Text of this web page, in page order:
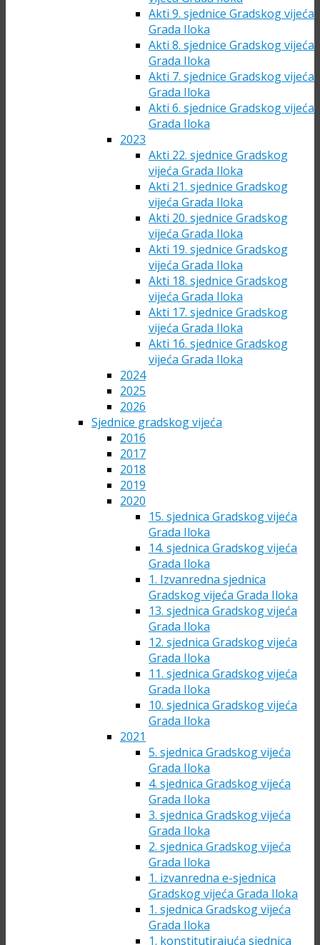
Akti 9. sjednice Gradskog vijeća
Grada Iloka
Akti 8. sjednice Gradskog vijeća
Grada Iloka
Akti 7. sjednice Gradskog vijeća
Grada Iloka
Akti 6. sjednice Gradskog vijeća
Grada Iloka
2023
Akti 22. sjednice Gradskog
vijeća Grada Iloka
Akti 21. sjednice Gradskog
vijeća Grada Iloka
Akti 20. sjednice Gradskog
vijeća Grada Iloka
Akti 19. sjednice Gradskog
vijeća Grada Iloka
Akti 18. sjednice Gradskog
vijeća Grada Iloka
Akti 17. sjednice Gradskog
vijeća Grada Iloka
Akti 16. sjednice Gradskog
vijeća Grada Iloka
2024
2025
2026
Sjednice gradskog vijeća
2016
2017
2018
2019
2020
15. sjednica Gradskog vijeća
Grada Iloka
14. sjednica Gradskog vijeća
Grada Iloka
1. Izvanredna sjednica
Gradskog vijeća Grada Iloka
13. sjednica Gradskog vijeća
Grada Iloka
12. sjednica Gradskog vijeća
Grada Iloka
11. sjednica Gradskog vijeća
Grada Iloka
10. sjednica Gradskog vijeća
Grada Iloka
2021
5. sjednica Gradskog vijeća
Grada Iloka
4. sjednica Gradskog vijeća
Grada Iloka
3. sjednica Gradskog vijeća
Grada Iloka
2. sjednica Gradskog vijeća
Grada Iloka
1. izvanredna e-sjednica
Gradskog vijeća Grada Iloka
1. sjednica Gradskog vijeća
Grada Iloka
1. konstitutirajuća sjednica